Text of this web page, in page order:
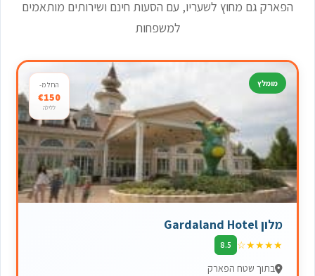
הפארק גם מחוץ לשעריו, עם הסעות חינם ושירותים מותאמים
למשפחות
מומלץ החל מ-
€150
ללילה
מלון Gardaland Hotel
★
★
★
★
☆
8.5
בתוך שטח הפארק